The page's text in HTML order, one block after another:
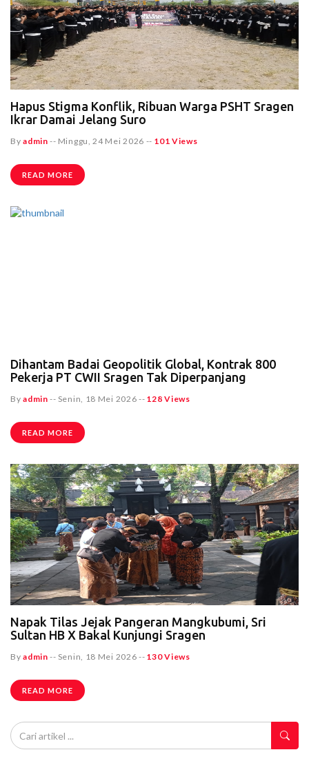
Hapus Stigma Konflik, Ribuan Warga PSHT Sragen
Ikrar Damai Jelang Suro
Byadmin -- Minggu, 24 Mei 2026 -- 101 Views
READ MORE
Dihantam Badai Geopolitik Global, Kontrak 800
Pekerja PT CWII Sragen Tak Diperpanjang
Byadmin -- Senin, 18 Mei 2026 -- 128 Views
READ MORE
Napak Tilas Jejak Pangeran Mangkubumi, Sri
Sultan HB X Bakal Kunjungi Sragen
Byadmin -- Senin, 18 Mei 2026 -- 130 Views
READ MORE